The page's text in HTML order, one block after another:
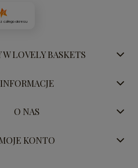
z całego okresu
W LOVELY BASKETS
INFORMACJE
O NAS
KONTO